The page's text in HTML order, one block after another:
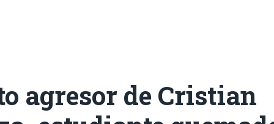
agresor de Cristian